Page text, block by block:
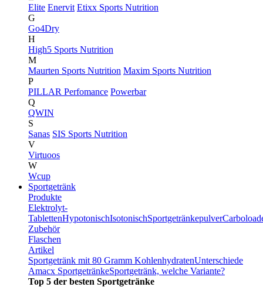
Elite Enervit Etixx Sports Nutrition
G
Go4Dry
H
High5 Sports Nutrition
M
Maurten Sports Nutrition Maxim Sports Nutrition
P
PILLAR Perfomance Powerbar
Q
QWIN
S
Sanas SIS Sports Nutrition
V
Virtuoos
W
Wcup
Sportgetränk
Produkte
Elektrolyt-
TablettenHypotonischIsotonischSportgetränkepulver
Zubehör
Flaschen
Artikel
Sportgetränk mit 80 Gramm KohlenhydratenUnterschiede
Amacx SportgetränkeSportgetränk, welche Variante?
Top 5 der besten Sportgetränke